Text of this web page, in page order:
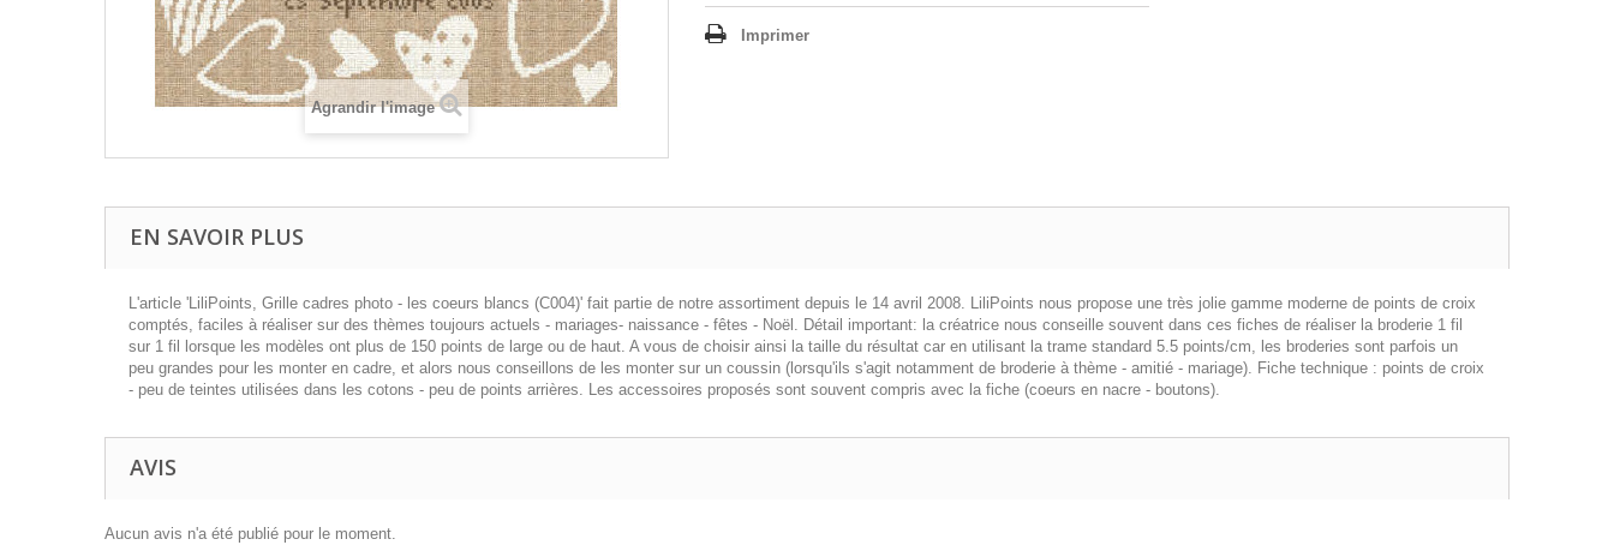
Agrandir l'image
Imprimer
EN SAVOIR PLUS
L'article 'LiliPoints, Grille cadres photo - les coeurs blancs (C004)' fait partie de notre assortiment depuis le 14 avril 2008. LiliPoints nous propose une très jolie gamme moderne de points de croix
comptés, faciles à réaliser sur des thèmes toujours actuels - mariages- naissance - fêtes - Noël. Détail important: la créatrice nous conseille souvent dans ces fiches de réaliser la broderie 1 fil
sur 1 fil lorsque les modèles ont plus de 150 points de large ou de haut. A vous de choisir ainsi la taille du résultat car en utilisant la trame standard 5.5 points/cm, les broderies sont parfois un
peu grandes pour les monter en cadre, et alors nous conseillons de les monter sur un coussin (lorsqu'ils s'agit notamment de broderie à thème - amitié - mariage). Fiche technique : points de croix
- peu de teintes utilisées dans les cotons - peu de points arrières. Les accessoires proposés sont souvent compris avec la fiche (coeurs en nacre - boutons).
AVIS
Aucun avis n'a été publié pour le moment.